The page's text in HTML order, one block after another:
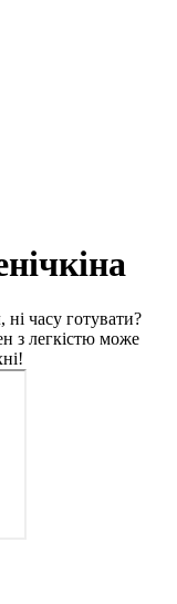
ні часу готувати?
з легкістю може